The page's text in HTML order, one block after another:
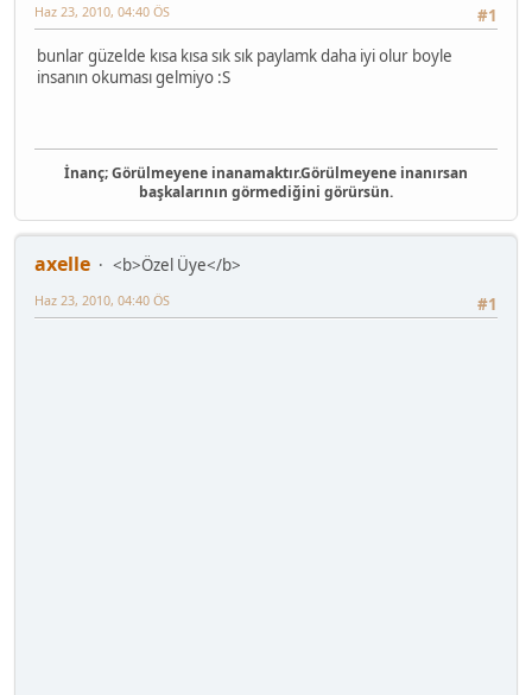
#1
Haz 23, 2010, 04:40 ÖS
bunlar güzelde kısa kısa sık sık paylamk daha iyi olur boyle
insanın okuması gelmiyo :S
İnanç; Görülmeyene inanamaktır.Görülmeyene inanırsan
başkalarının görmediğini görürsün.
axelle
<b>Özel Üye</b>
#1
Haz 23, 2010, 04:40 ÖS